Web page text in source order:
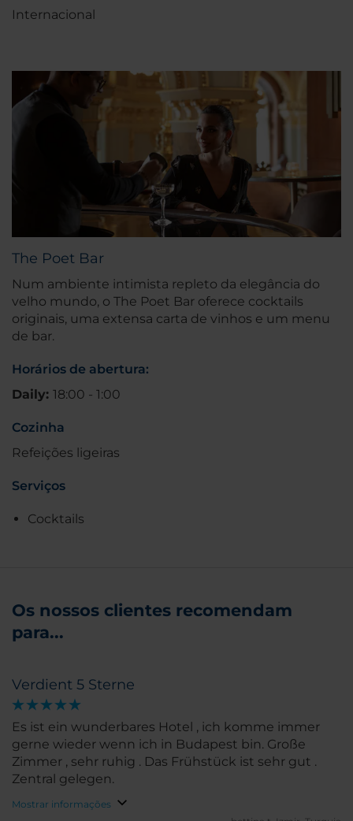
Internacional
The Poet Bar
Num ambiente intimista repleto da elegância do
velho mundo, o The Poet Bar oferece cocktails
originais, uma extensa carta de vinhos e um menu
de bar.
Horários de abertura:
Daily: 18:00 - 1:00
Cozinha
Refeições ligeiras
Serviços
Cocktails
Os nossos clientes recomendam
para...
Verdient 5 Sterne
Es ist ein wunderbares Hotel , ich komme immer
gerne wieder wenn ich in Budapest bin. Große
Zimmer , sehr ruhig . Das Frühstück ist sehr gut .
Zentral gelegen.
Mostrar informações